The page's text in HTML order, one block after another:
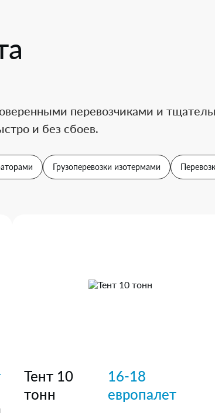
перевозчиками и
и без сбоев.
Грузоперевозки изотермами
Тент 10
тонн
16-18
европалет